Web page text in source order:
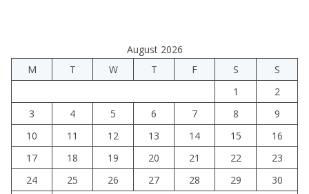
August 2026
M
T W T F S
S
1
2
3
4 5 6 7 8
9
10
11 12 13 14 15
16
17
18 19 20 21 22
23
24
25 26 27 28 29
30